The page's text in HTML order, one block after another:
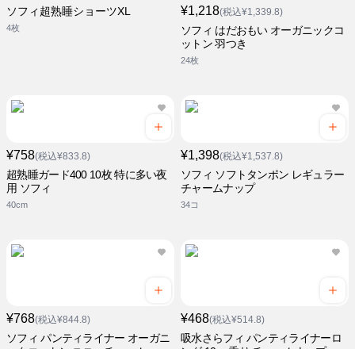
ソフィ超熟睡ショーツXL
4枚
¥1,218(税込¥1,339.8)
ソフィ はだおもい オーガニックコ
ットン 羽つき
24枚
¥758(税込¥833.8)
超熟睡ガード400 10枚 特に多い夜
用 ソフィ
40cm
¥1,398(税込¥1,537.8)
ソフィ ソフトタンポン レギュラー
チャームナップ
34コ
¥768(税込¥844.8)
ソフィ パンティライナー オーガニ
¥468(税込¥514.8)
吸水さらフィ パンティライナーロ